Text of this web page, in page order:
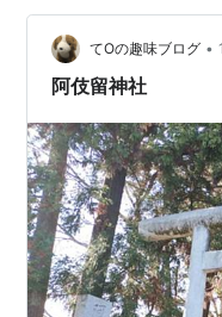
てOの趣味ブログ •
阿伎留神社